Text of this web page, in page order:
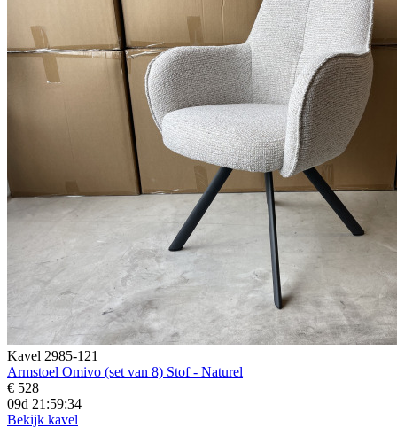
Kavel 2985-121
Armstoel Omivo (set van 8) Stof - Naturel
€ 528
09d 21:59:33
Bekijk kavel